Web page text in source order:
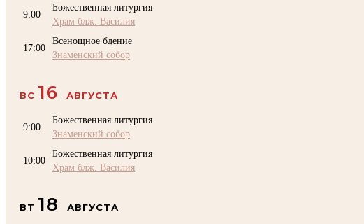
9:00
Божественная литургия
Храм блж. Василия
17:00
Всенощное бдение
Знаменский собор
ВС 16 АВГУСТА
9:00
Божественная литургия
Знаменский собор
10:00
Божественная литургия
Храм блж. Василия
ВТ 18 АВГУСТА